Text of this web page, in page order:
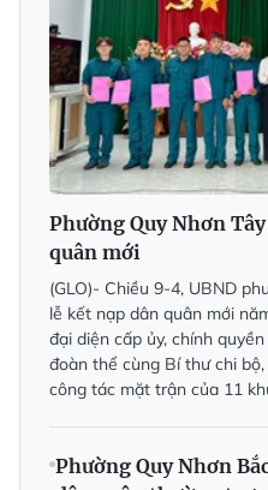
Phường Quy Nhơn
quân mới
(GLO)- Chiều 9-4, UBND
lễ kết nạp dân quân mới
đại diện cấp ủy, chính
đoàn thể cùng Bí thư chi
công tác mặt trận của 11
Phường Quy Nhơn